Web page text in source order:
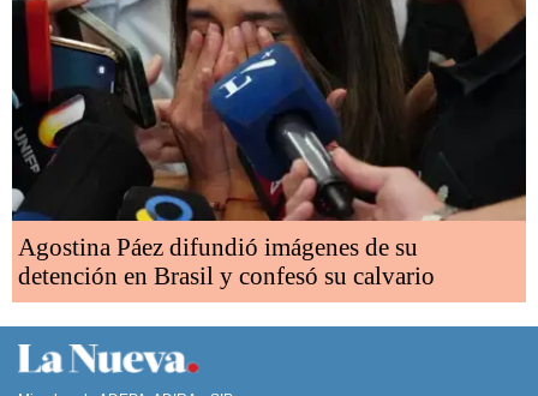
Agostina Páez difundió imágenes de su
detención en Brasil y confesó su calvario